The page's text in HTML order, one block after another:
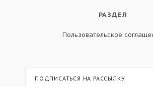
РАЗДЕЛ
Пользовательское
ПОДПИСАТЬСЯ НА РАССЫЛКУ